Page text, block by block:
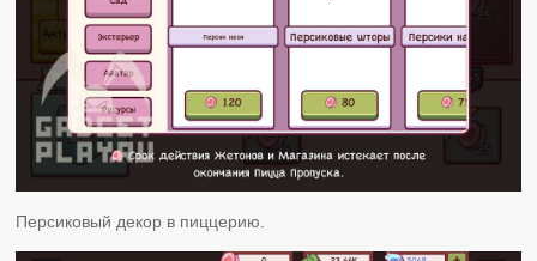
Персиковый декор в пиццерию.